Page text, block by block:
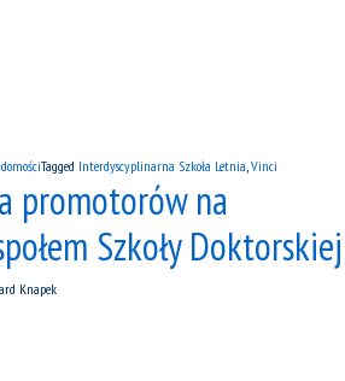
Tagged Interdyscyplinarna Szkoła Letnia Vinci
promotorów na
Szkoły Doktorskiej
Knapek